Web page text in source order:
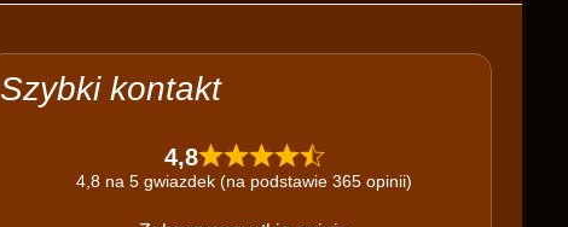
Szybki kontakt
4,8
4,8 na 5 gwiazdek (na podstawie 365 opinii)